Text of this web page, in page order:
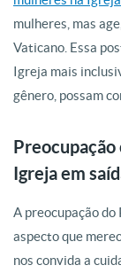
mulheres, mas
Vaticano. Essa
Igreja mais
gênero, possam
Preocupação
Igreja em
A preocupação do
aspecto que
nos convida a